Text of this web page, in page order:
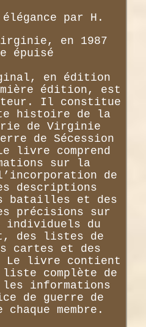
par H.
en 1987
épuisé
en édition
édition, est
Il constitue
histoire de la
de Virginie
de Sécession
livre comprend
sur la
de
descriptions
batailles et des
précisions sur
individuels du
des listes de
cartes et des
Le livre contient
liste complète de
informations
de guerre de
chaque membre.